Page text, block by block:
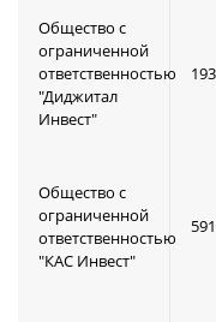
Общество с
ограниченной
ответственностью
"Диджитал
Инвест"
Общество с
ограниченной
ответственностью
"КАС Инвест"